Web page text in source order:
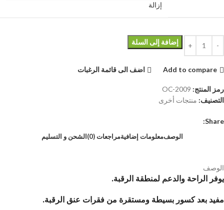
إزالة
إضافة إلى السلة
Add to compare اضف الى قائمة الرغبات
رمز المنتج: OC-2009
التصنيف: منتجات أخرى
Share:
الوصفمعلومات إضافيةمراجعات (0) الشحن و التسليم
الوصف
يوفر الراحة والدعم لمنطقة الرقبة.
مفيد بعد كسور بسيطة ومستقرة من فقرات عنق الرقبة.